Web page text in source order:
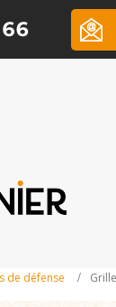
de défense